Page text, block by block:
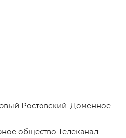
Ростовский. Доменное
общество Телеканал